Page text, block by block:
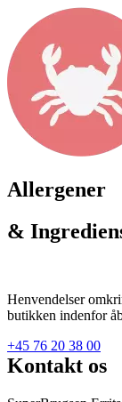
Allergener
&
Henvendelser
butikken indenfor
+45 76 20 38 00
Kontakt os